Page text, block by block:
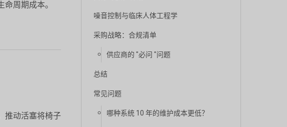
周期成本。
推动活塞将椅子
噪音控制与临床人体工程学
采购战略：合规清单
供应商的 "必问 "问题
总结
常见问题
哪种系统 10 年的维护成本更低？